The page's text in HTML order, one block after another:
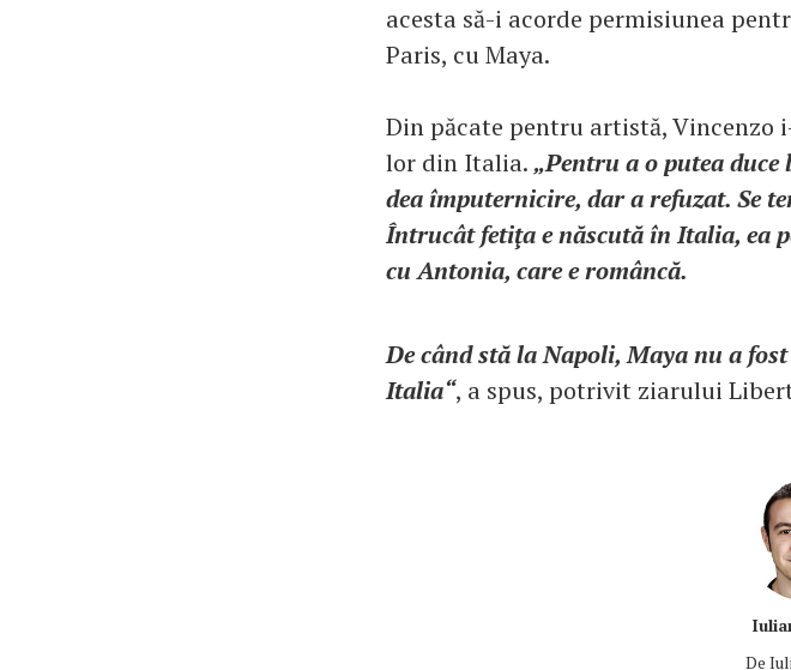
acesta să-i acorde permisiunea
Paris, cu Maya.
Din păcate pentru artistă, Vincenzo
lor din Italia.„Pentru a o putea
dea împuternicire, dar a refuzat. Se
Întrucât fetiţa e născută în Italia, ea
cu Antonia, care e româncă.
De când stă la Napoli, Maya nu a
Italia“, a spus, potrivit ziarului
De